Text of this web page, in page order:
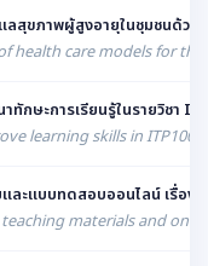
สุขภาพผู้สูงอายุในชุมชนด้วย
health care models for
ทักษะการเรียนรู้ในรายวิชา
learning skills in ITP1006
ะแบบทดสอบออนไลน์ เรื่องเ
materials and